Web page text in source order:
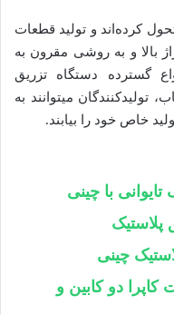
کرده‌اند و تولید قطعات
بالا و به روشی مقرون به
گسترده دستگاه تزریق
تولیدکنندگان می­توانند به
خاص خود را بیابند.
با چینی
پلاستیک
چینی
دو کابین و